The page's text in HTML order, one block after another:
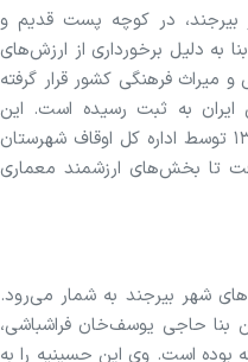
بیرجند، در کوچه پست قدیم و
این بنا به دلیل برخورداری از ارزش‌های
میراث فرهنگی کشور قرار گرفته
آثار ملی ایران به ثبت رسیده است. این
حسینیه در سال‌های ۱۳۸۲، ۱۳۸۴ و ۱۳۸۶ توسط اداره کل اوقاف شهرستان
تا بخش‌های ارزشمند معماری
شهر بیرجند به شمار می‌رود.
بنا حاجی یوسف‌خان فراشباشی،
بوده است. وی این حسینیه را به